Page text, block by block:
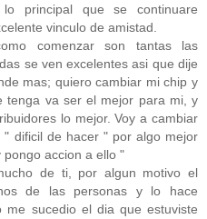
principal que se continuare
vinculo de amistad.
comenzar son tantas las
se ven excelentes asi que dije
mas; quiero cambiar mi chip y
tenga va ser el mejor para mi, y
lo mejor. Voy a cambiar
dificil de hacer " por algo mejor
accion a ello "
de ti, por algun motivo el
de las personas y lo hace
me sucedio el dia que estuviste